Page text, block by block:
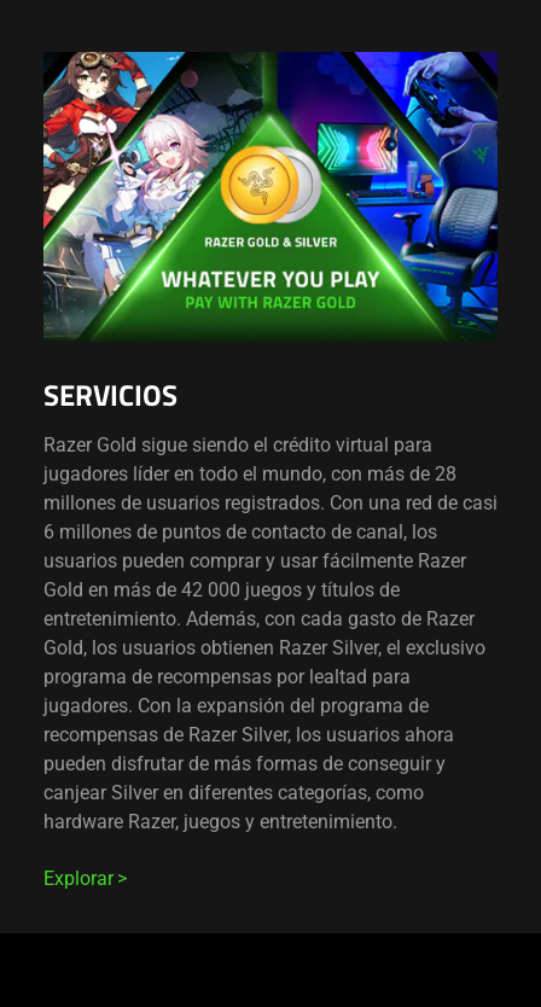
SERVICIOS
Razer Gold sigue siendo el crédito virtual para
jugadores líder en todo el mundo, con más de 28
millones de usuarios registrados. Con una red de casi
6 millones de puntos de contacto de canal, los
usuarios pueden comprar y usar fácilmente Razer
Gold en más de 42 000 juegos y títulos de
entretenimiento. Además, con cada gasto de Razer
Gold, los usuarios obtienen Razer Silver, el exclusivo
programa de recompensas por lealtad para
jugadores. Con la expansión del programa de
recompensas de Razer Silver, los usuarios ahora
pueden disfrutar de más formas de conseguir y
canjear Silver en diferentes categorías, como
hardware Razer, juegos y entretenimiento.
Explorar